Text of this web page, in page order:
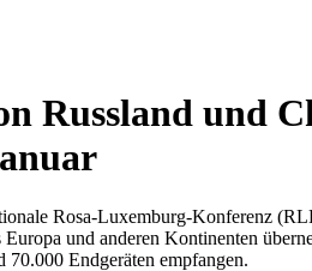
Russland und
Rosa-Luxemburg-Konferenz
und anderen Kontinenten
Endgeräten empfangen.